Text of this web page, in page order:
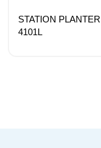
STATION
4101L